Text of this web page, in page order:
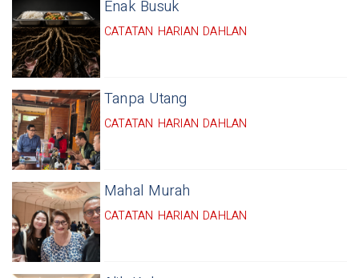
Enak Busuk
CATATAN HARIAN DAHLAN
Tanpa Utang
CATATAN HARIAN DAHLAN
Mahal Murah
CATATAN HARIAN DAHLAN